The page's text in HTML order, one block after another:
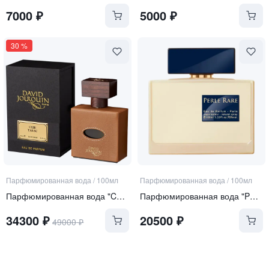
7000 ₽ 5000₽
30 %
Парфюмированная вода / 100мл
Парфюмированная вода "Cuir Tabac"
34300 ₽ 49000₽
Парфюмированная вода / 100мл
Парфюмированная вода "Perle Rare"
20500₽